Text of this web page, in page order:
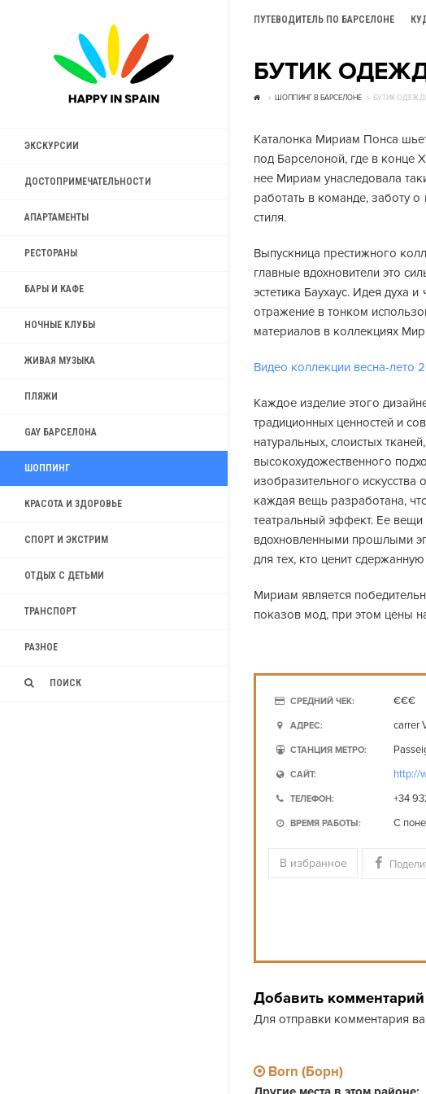
ПУТЕВОДИТЕЛЬ ПО БАРСЕЛОНЕ
ЭКСКУРСИИ
ДОСТОПРИМЕЧАТЕЛЬНОСТИ
АПАРТАМЕНТЫ
РЕСТОРАНЫ
БАРЫ И КАФЕ
НОЧНЫЕ КЛУБЫ
ЖИВАЯ МУЗЫКА
ПЛЯЖИ
GAY БАРСЕЛОНА
ШОППИНГ
КРАСОТА И ЗДОРОВЬЕ
СПОРТ И ЭКСТРИМ
ОТДЫХ С ДЕТЬМИ
ТРАНСПОРТ
РАЗНОЕ
ПОИСК
БУТИК
ШОППИНГ В БАРСЕЛОНЕ БУТИК ОДЕЖДЫ
Каталонка Мириам Понса
под Барселоной, где в конце
нее Мириам унаследовала
работать в команде, заботу о
стиля.
Выпускница престижного
главные вдохновители это
эстетика Баухаус. Идея духа
отражение в тонком
материалов в коллекциях
Видео коллекции весна-лето
Каждое изделие этого
традиционных ценностей и
натуральных, слоистых
высокохудожественного
изобразительного искусства
каждая вещь разработана,
театральный эффект. Ее
вдохновленными прошлыми
для тех, кто ценит
Мириам является
показов мод, при этом цены
СРЕДНИЙ ЧЕК: €€€
АДРЕС: carrer
СТАНЦИЯ МЕТРО:
САЙТ: http://
ТЕЛЕФОН: +34
ВРЕМЯ РАБОТЫ: C
В избранное
Добавить комментарий
Для отправки комментария
Born (Борн)